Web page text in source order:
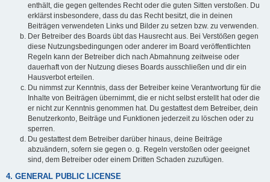
enthält, die gegen geltendes Recht oder die guten Sitten verstoßen. Du
erklärst insbesondere, dass du das Recht besitzt, die in deinen
Beiträgen verwendeten Links und Bilder zu setzen bzw. zu verwenden.
Der Betreiber des Boards übt das Hausrecht aus. Bei Verstößen gegen
diese Nutzungsbedingungen oder anderer im Board veröffentlichten
Regeln kann der Betreiber dich nach Abmahnung zeitweise oder
dauerhaft von der Nutzung dieses Boards ausschließen und dir ein
Hausverbot erteilen.
Du nimmst zur Kenntnis, dass der Betreiber keine Verantwortung für die
Inhalte von Beiträgen übernimmt, die er nicht selbst erstellt hat oder die
er nicht zur Kenntnis genommen hat. Du gestattest dem Betreiber, dein
Benutzerkonto, Beiträge und Funktionen jederzeit zu löschen oder zu
sperren.
Du gestattest dem Betreiber darüber hinaus, deine Beiträge
abzuändern, sofern sie gegen o. g. Regeln verstoßen oder geeignet
sind, dem Betreiber oder einem Dritten Schaden zuzufügen.
4. GENERAL PUBLIC LICENSE